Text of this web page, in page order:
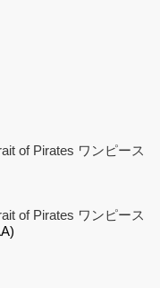
of Pirates ワンピース
of Pirates ワンピース